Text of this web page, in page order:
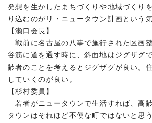
発想を生かしたまちづくりや地域づくり
り込むのがリ・ニュータウン計画という
【瀬口会長】
戦前に名古屋の八事で施行された区画
谷筋に道を通す時に、斜面地はジグザグ
齢者のことを考えるとジグザグが良い。
していくのが良い。
【杉村委員】
若者がニュータウンで生活すれば、高
タウンはそれほど不便な町ではないと思